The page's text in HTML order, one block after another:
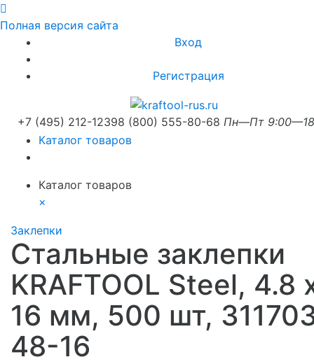
Полная версия сайта
Вход
Регистрация
+7 (495) 212-12398 (800) 555-80-68 Пн—Пт
Каталог товаров
Каталог товаров
×
Заклепки
Стальные заклепки
KRAFTOOL Steel, 4.8
16 мм, 500 шт,
48-16